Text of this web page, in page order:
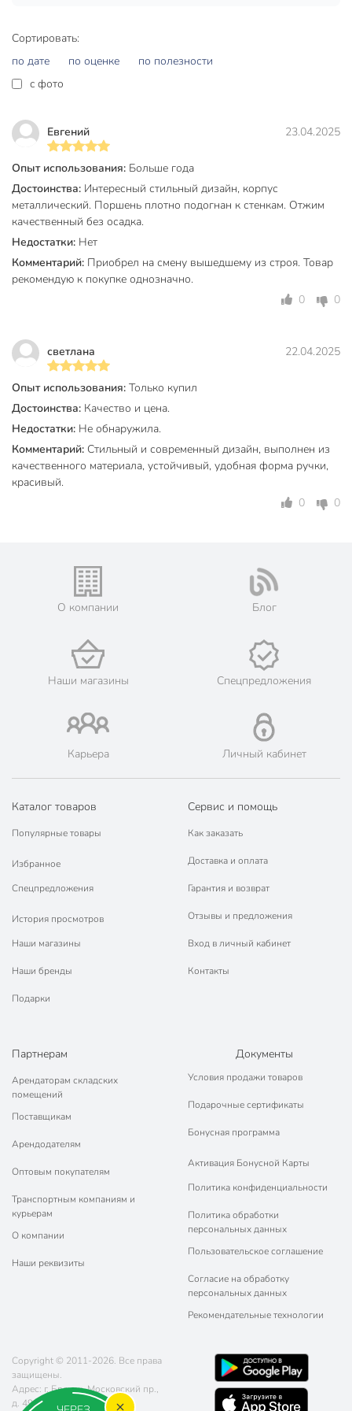
Создан для тех, кто ценит качество, стиль и комфорт.
TR-32346» и другие товары в нашем интернет-магазине в
Техническая информация
Высота, см
Объем, л
0.6 л
Диаметр, см
Бренд
Страна производства
Материал
нержавеющая
Цвет
Назначение
Особенности
в подарочной
Габариты упаковки
21 x 12 x 12 см
Сортировать:
по дате
по оценке
по полезности
c фото
Евгений 23.04.2025
Опыт использования: Больше года
Достоинства: Интересный стильный дизайн, корпус
металлический. Поршень плотно подогнан к стенкам. Отжим
качественный без осадка.
Недостатки: Нет
Комментарий: Приобрел на смену вышедшему из строя. Товар
рекомендую к покупке однозначно.
0
0
светлана 22.04.2025
Опыт использования: Только купил
Достоинства: Качество и цена.
Недостатки: Не обнаружила.
Комментарий: Стильный и современный дизайн, выполнен из
качественного материала, устойчивый, удобная форма ручки,
красивый.
0
0
О компании Блог
Наши магазины Спецпредложения
Карьера Личный кабинет
Каталог товаров
Популярные товары
Избранное
Спецпредложения
История просмотров
Наши магазины
Наши бренды
Подарки
Сервис и помощь
Как заказать
Доставка и оплата
Гарантия и возврат
Отзывы и предложения
Вход в личный кабинет
Контакты
Партнерам
Арендаторам складских
помещений
Поставщикам
Арендодателям
Оптовым покупателям
Транспортным компаниям и
курьерам
О компании
Наши реквизиты
Документы
Условия продажи товаров
Подарочные сертификаты
Бонусная программа
Активация Бонусной Карты
Политика конфиденциальности
Политика обработки
персональных данных
Пользовательское соглашение
Согласие на обработку
персональных данных
Рекомендательные технологии
Copyright © 2011-2026. Все права
защищены.
Адрес: г. Брянск, Московский пр.,
д. 49